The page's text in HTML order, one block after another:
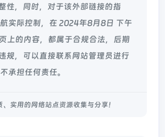
性，同时，对于该外部链接的指
实际控制，在 2024年8月8日 下午
上的内容，都属于合规合法，后期
规，可以直接联系网站管理员进行
承担任何责任。
实用的网络站点资源收集与分享！